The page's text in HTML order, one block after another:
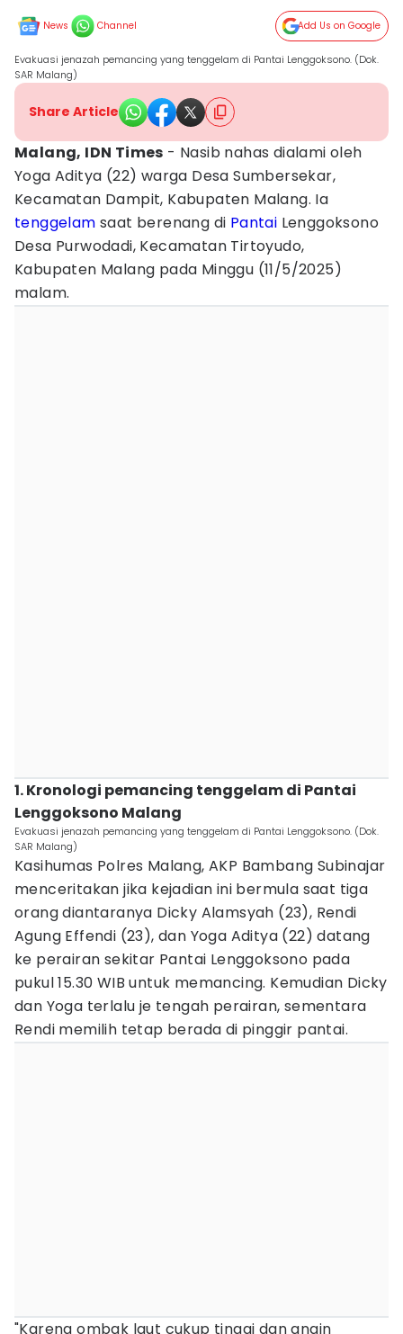
News Channel Add Us on Google
Evakuasi jenazah pemancing yang tenggelam di Pantai Lenggoksono. (Dok.
SAR Malang)
Share Article
Malang, IDN Times - Nasib nahas dialami oleh
Yoga Aditya (22) warga Desa Sumbersekar,
Kecamatan Dampit, Kabupaten Malang. Ia
tenggelam saat berenang di Pantai Lenggoksono
Desa Purwodadi, Kecamatan Tirtoyudo,
Kabupaten Malang pada Minggu (11/5/2025)
malam.
1. Kronologi pemancing tenggelam di Pantai
Lenggoksono Malang
Evakuasi jenazah pemancing yang tenggelam di Pantai Lenggoksono. (Dok.
SAR Malang)
Kasihumas Polres Malang, AKP Bambang Subinajar
menceritakan jika kejadian ini bermula saat tiga
orang diantaranya Dicky Alamsyah (23), Rendi
Agung Effendi (23), dan Yoga Aditya (22) datang
ke perairan sekitar Pantai Lenggoksono pada
pukul 15.30 WIB untuk memancing. Kemudian Dicky
dan Yoga terlalu je tengah perairan, sementara
Rendi memilih tetap berada di pinggir pantai.
"Karena ombak laut cukup tinggi dan angin